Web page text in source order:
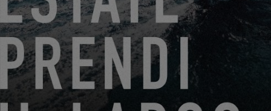
DAL 22 GIUGNO 2026 AL 31 AGOSTO 2026
GO SAILING CON EXCESS QUESTA ESTATE!
EXCESS 11 -EXCESS 13 - EXCESS 14